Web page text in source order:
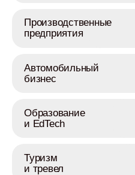
Производственные
предприятия
Автомобильный
бизнес
Образование
и EdTech
Туризм
и тревел